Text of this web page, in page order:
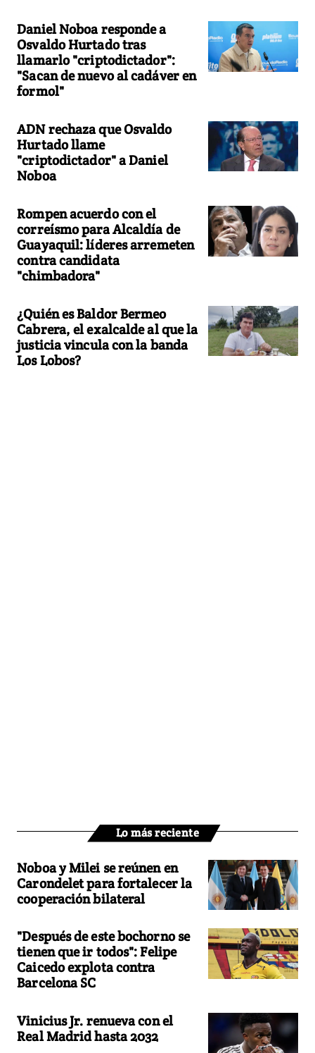
Daniel Noboa responde a
Osvaldo Hurtado tras
llamarlo "criptodictador":
"Sacan de nuevo al cadáver en
formol"
ADN rechaza que Osvaldo
Hurtado llame
"criptodictador" a Daniel
Noboa
Rompen acuerdo con el
correísmo para Alcaldía de
Guayaquil: líderes arremeten
contra candidata
"chimbadora"
¿Quién es Baldor Bermeo
Cabrera, el exalcalde al que la
justicia vincula con la banda
Los Lobos?
Lo más reciente
Noboa y Milei se reúnen en
Carondelet para fortalecer la
cooperación bilateral
"Después de este bochorno se
tienen que ir todos": Felipe
Caicedo explota contra
Barcelona SC
Vinicius Jr. renueva con el
Real Madrid hasta 2032